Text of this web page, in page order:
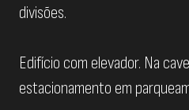
divisões.
Edifício com elevador. Na
estacionamento em